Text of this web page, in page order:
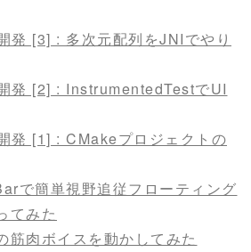
発 [3] : 多次元配列をJNIでやり
発 [2] : InstrumentedTestでUI
発 [1] : CMakeプロジェクトの
で簡単視野追従フローティング
てみた
筋肉ボイスを動かしてみた